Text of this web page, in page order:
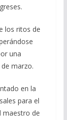
los ritos de
una
marzo.
en la
para el
maestro de